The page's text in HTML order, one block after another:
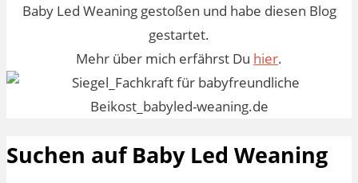
Baby Led Weaning gestoßen und habe diesen Blog
gestartet.
Mehr über mich erfährst Du hier.
Suchen auf Baby Led Weaning